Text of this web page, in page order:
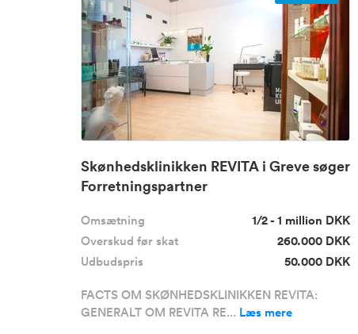
Skønhedsklinikken REVITA i Greve søger
Forretningspartner
Omsætning
1/2 - 1 million DKK
Overskud før skat
260.000 DKK
Udbudspris
50.000 DKK
FACTS OM SKØNHEDSKLINIKKEN REVITA:
GENERALT OM REVITA RE... Læs mere